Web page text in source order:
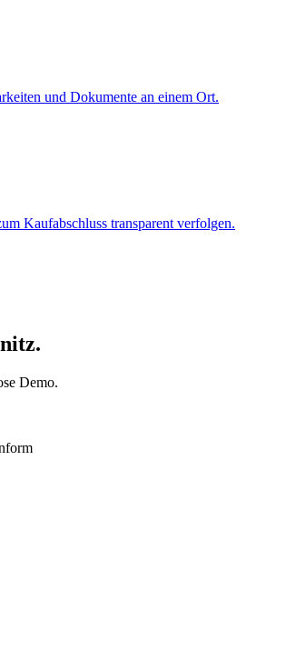
und Dokumente an einem Ort.
Kaufabschluss transparent verfolgen.
Demo.